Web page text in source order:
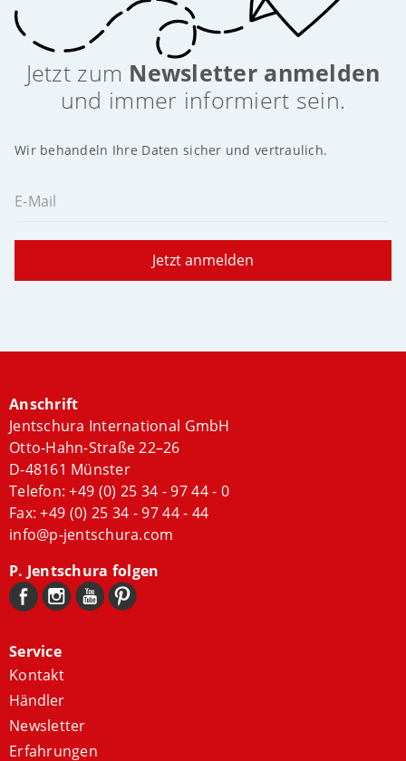
Jetzt zum Newsletter anmelden
und immer informiert sein.
Wir behandeln Ihre Daten sicher und vertraulich.
E-Mail
Jetzt anmelden
Anschrift
Jentschura International GmbH
Otto-Hahn-Straße 22–26
D-48161 Münster
Telefon:+49 (0) 25 34 - 97 44 - 0
Fax: +49 (0) 25 34 - 97 44 - 44
info@p-jentschura.com
P. Jentschura folgen
Service
Kontakt
Händler
Newsletter
Erfahrungen